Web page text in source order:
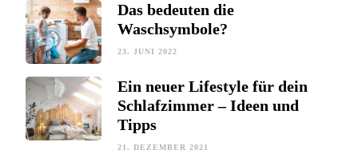
Das bedeuten die
Waschsymbole?
23. JUNI 2022
Ein neuer Lifestyle für dein
Schlafzimmer – Ideen und
Tipps
21. DEZEMBER 2021